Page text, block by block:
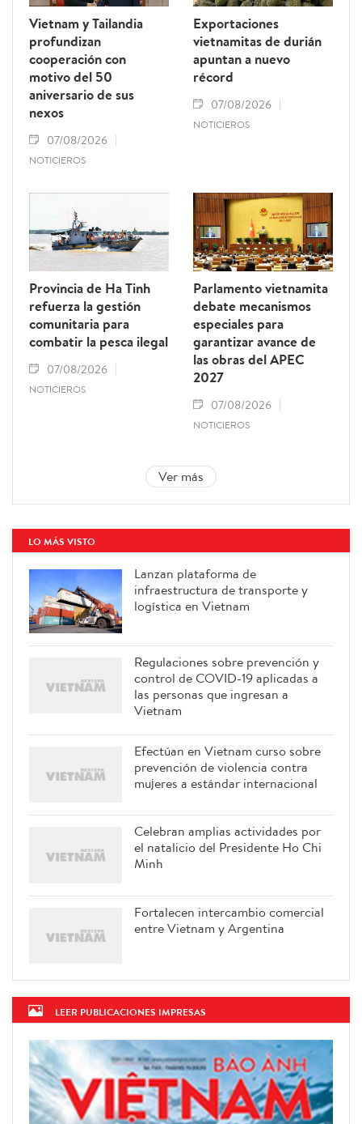
Vietnam y Tailandia
profundizan
cooperación con
motivo del 50
aniversario de sus
nexos
07/08/2026
NOTICIEROS
Exportaciones
vietnamitas de durián
apuntan a nuevo
récord
07/08/2026
NOTICIEROS
Provincia de Ha Tinh
refuerza la gestión
comunitaria para
combatir la pesca ilegal
07/08/2026
NOTICIEROS
Parlamento vietnamita
debate mecanismos
especiales para
garantizar avance de
las obras del APEC
2027
07/08/2026
NOTICIEROS
Ver más
LO MÁS VISTO
Lanzan plataforma de
infraestructura de transporte y
logística en Vietnam
Regulaciones sobre prevención y
control de COVID-19 aplicadas a
las personas que ingresan a
Vietnam
Efectúan en Vietnam curso sobre
prevención de violencia contra
mujeres a estándar internacional
Celebran amplias actividades por
el natalicio del Presidente Ho Chi
Minh
Fortalecen intercambio comercial
entre Vietnam y Argentina
LEER PUBLICACIONES IMPRESAS